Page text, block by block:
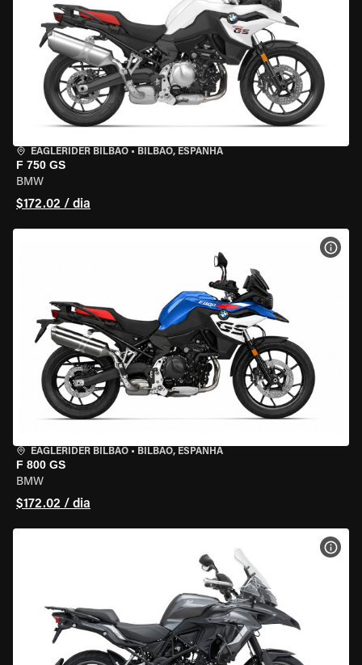
EAGLERIDER BILBAO • BILBAO, ESPANHA
F 750 GS
BMW
$172.02 / dia
EAGLERIDER BILBAO • BILBAO, ESPANHA
F 800 GS
BMW
$172.02 / dia
VER
VER